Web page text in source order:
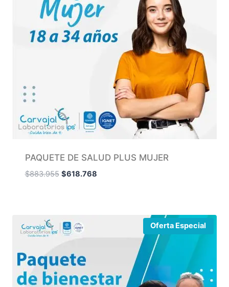
PAQUETE DE SALUD PLUS MUJER
$883.955 $618.768
Oferta Especial